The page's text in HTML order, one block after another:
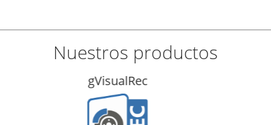
Nuestros productos